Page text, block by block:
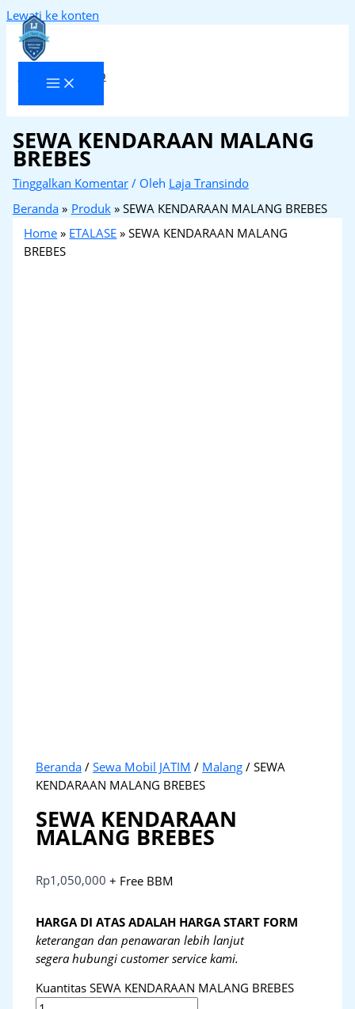
Lewati ke konten
Laja Transindo
SEWA KENDARAAN MALANG
BREBES
Tinggalkan Komentar / Oleh Laja Transindo
Beranda
Produk
SEWA KENDARAAN MALANG BREBES
Home » ETALASE »SEWA KENDARAAN MALANG
BREBES
Beranda /Sewa Mobil JATIM / Malang / SEWA
KENDARAAN MALANG BREBES
SEWA KENDARAAN
MALANG BREBES
Rp1,050,000 + Free BBM
HARGA DI ATAS ADALAH HARGA START FORM
keterangan dan penawaran lebih lanjut
segera hubungi customer service kami.
Kuantitas SEWA KENDARAAN MALANG BREBES